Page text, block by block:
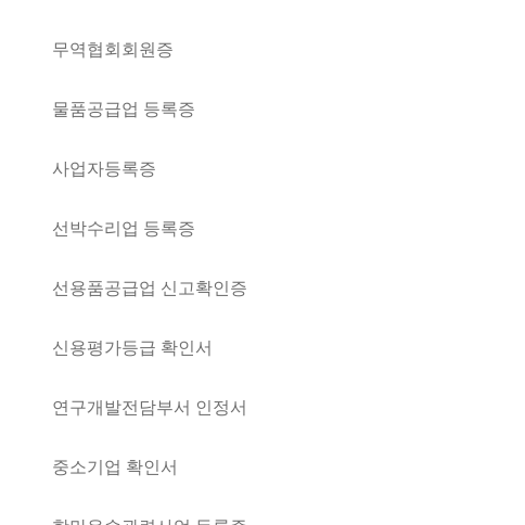
무역협회회원증
물품공급업 등록증
사업자등록증
선박수리업 등록증
선용품공급업 신고확인증
신용평가등급 확인서
연구개발전담부서 인정서
중소기업 확인서